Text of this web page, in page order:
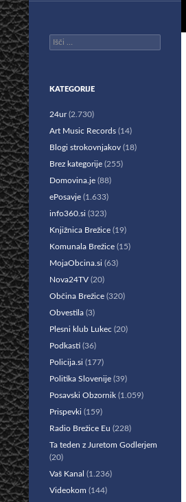
Išči:
KATEGORIJE
24ur(2.730)
Art Music Records (14)
Blogi strokovnjakov (18)
Brez kategorije (255)
Domovina.je (88)
ePosavje (1.633)
info360.si (323)
Knjižnica Brežice (19)
Komunala Brežice (15)
MojaObcina.si (63)
Nova24TV (20)
Občina Brežice (320)
Obvestila (3)
Plesni klub Lukec (20)
Podkasti (36)
Policija.si (177)
Politika Slovenije (39)
Posavski Obzornik (1.059)
Prispevki (159)
Radio Brežice Eu (228)
Ta teden z Juretom Godlerjem
(20)
Vaš Kanal (1.236)
Videokom (144)